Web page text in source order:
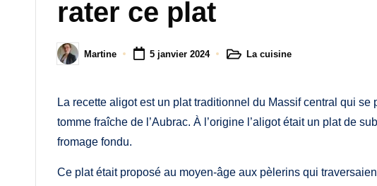
rater ce plat
PostedMartine 5 janvier 2024
PostedLa cuisine
La recette aligot est un plat traditionnel du Massif central qui
tomme fraîche de l’Aubrac. À l’origine l’aligot était un plat de
fromage fondu.
Ce plat était proposé au moyen-âge aux pèlerins qui